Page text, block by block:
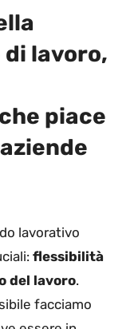
lavoro,
piace
lavorativo
flessibilità
del lavoro.
facciamo